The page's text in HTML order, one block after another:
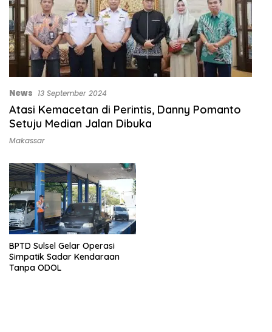
News 13 September 2024
Atasi Kemacetan di Perintis, Danny Pomanto
Setuju Median Jalan Dibuka
Makassar
BPTD Sulsel Gelar Operasi
Simpatik Sadar Kendaraan
Tanpa ODOL